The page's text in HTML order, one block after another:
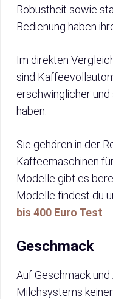
Robustheit sowie
Bedienung haben
Im direkten
sind
erschwinglicher
haben.
Sie gehören in der
Kaffeemaschinen
Modelle gibt es
Modelle findest du
bis 400 Euro Test
Geschmack
Auf Geschmack
Milchsystems